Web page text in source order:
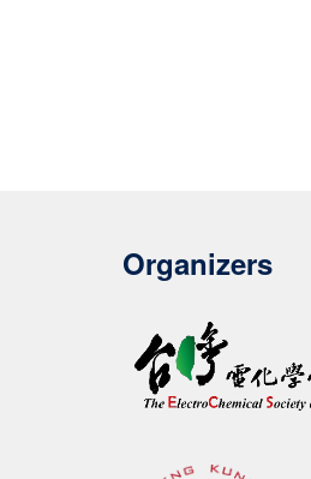
Organizers